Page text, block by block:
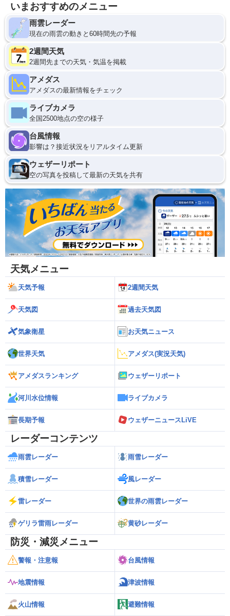
いまおすすめのメニュー
雨雲レーダー
現在の雨雲の動きと60時間先の予報
2週間天気
2週間先までの天気・気温を掲載
アメダス
アメダスの最新情報をチェック
ライブカメラ
全国2500地点の空の様子
台風情報
影響は？接近状況をリアルタイム更新
ウェザーリポート
空の写真を投稿して最新の天気を共有
天気メニュー
天気予報 2週間天気
天気図 過去天気図
気象衛星 お天気ニュース
世界天気 アメダス(実況天気)
アメダスランキング ウェザーリポート
河川水位情報 ライブカメラ
長期予報 ウェザーニュースLiVE
レーダーコンテンツ
雨雲レーダー 雨雪レーダー
積雪レーダー 風レーダー
雷レーダー 世界の雨雲レーダー
ゲリラ雷雨レーダー 黄砂レーダー
防災・減災メニュー
警報・注意報 台風情報
地震情報 津波情報
火山情報 避難情報